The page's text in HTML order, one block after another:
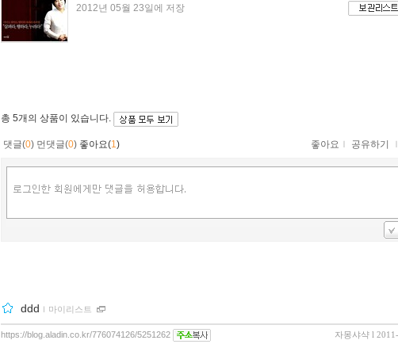
2012년 05월 23일에 저장
총 5개 의 상품이 있습니다.
댓글(0) 먼댓글(0) 좋아요(1 ) 좋아요 ｌ 공유하기
ddd ｌ 마이리스트
자몽샤샥 l
https://blog.aladin.co.kr/776074126/5251262